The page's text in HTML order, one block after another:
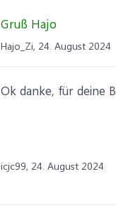
Gruß Hajo
Hajo_Zi, 24. August 2024
Ok danke, für deine
icjc99, 24. August 2024